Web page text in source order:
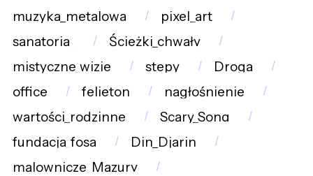
muzyka_metalowa
pixel_art
sanatoria_
Ścieżki_chwały
mistyczne_wizje
stepy
Droga
office
felieton
nagłośnienie
wartości_rodzinne
Scary_Song
fundacja_fosa
Din_Djarin
malownicze_Mazury